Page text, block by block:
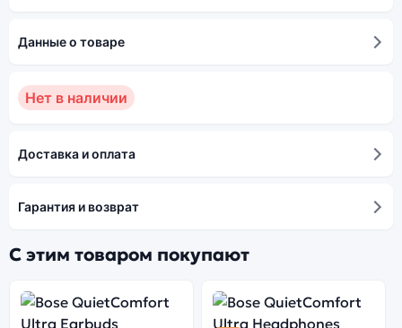
Данные о товаре
Нет в наличии
Доставка и оплата
Гарантия и возврат
С этим товаром покупают